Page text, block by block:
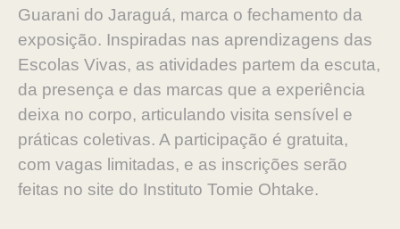
Guarani do Jaraguá, marca o fechamento da
exposição. Inspiradas nas aprendizagens das
Escolas Vivas, as atividades partem da escuta,
da presença e das marcas que a experiência
deixa no corpo, articulando visita sensível e
práticas coletivas. A participação é gratuita,
com vagas limitadas, e as inscrições serão
feitas no site do Instituto Tomie Ohtake.